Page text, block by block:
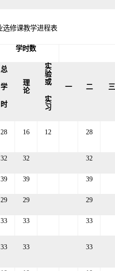
选修课教学进程表
学时数
总
学
时
理
论
实
验
或
实
习
一 二 三
28 16 12 28
32 32 32
39 39 39
29 29 29
33 33 33
33 33 33